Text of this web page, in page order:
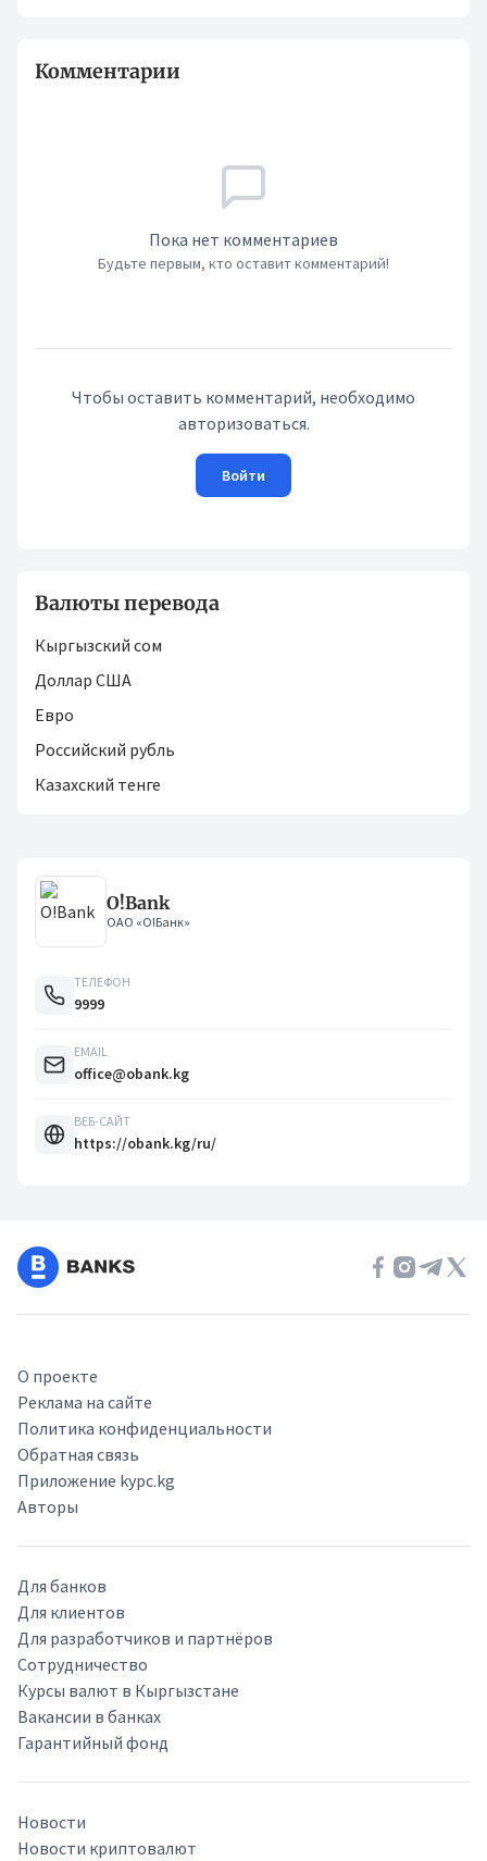
Комментарии
Пока нет комментариев
Будьте первым, кто оставит комментарий!
Чтобы оставить комментарий, необходимо
авторизоваться.
Войти
Валюты перевода
Кыргызский сом
Доллар США
Евро
Российский рубль
Казахский тенге
O!Bank
ОАО «О!Банк»
ТЕЛЕФОН
9999
EMAIL
office@obank.kg
ВЕБ-САЙТ
https://obank.kg/ru/
О проекте
Реклама на сайте
Политика конфиденциальности
Обратная связь
Приложение kypc.kg
Авторы
Для банков
Для клиентов
Для разработчиков и партнёров
Сотрудничество
Курсы валют в Кыргызстане
Вакансии в банках
Гарантийный фонд
Новости
Новости криптовалют